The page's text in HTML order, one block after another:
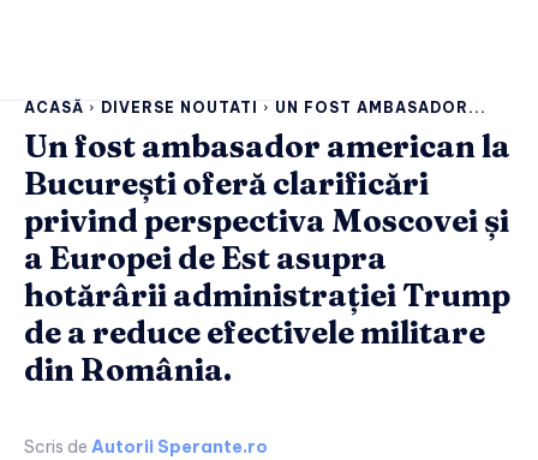
ACASĂ DIVERSE NOUTATI UN FOST AMBASADOR...
Un fost ambasador american la
București oferă clarificări
privind perspectiva Moscovei și
a Europei de Est asupra
hotărârii administrației Trump
de a reduce efectivele militare
din România.
Scris de Autorii Sperante.ro